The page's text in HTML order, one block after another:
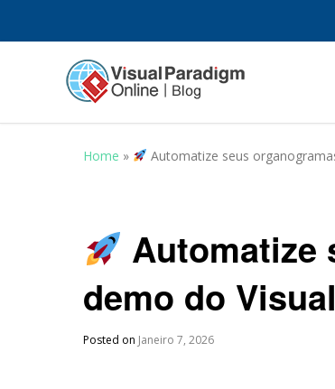
Home » Automatize seus
Automatize
demo do
Posted on Janeiro 7, 2026